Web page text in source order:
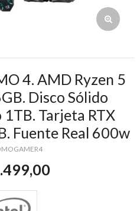
4. AMD Ryzen 5
Disco Sólido
Tarjeta RTX
Fuente Real 600w